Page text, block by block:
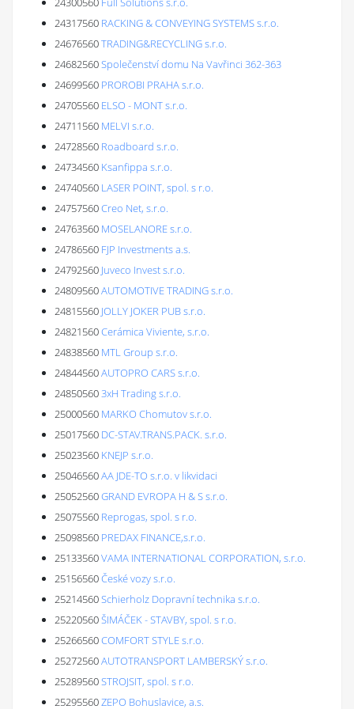
24317560 RACKING & CONVEYING SYSTEMS s.r.o.
24676560TRADING&RECYCLING s.r.o.
24682560Společenství domu Na Vavřinci 362-363
24699560 PROROBI PRAHA s.r.o.
24705560 ELSO - MONT s.r.o.
24711560 MELVI s.r.o.
24728560 Roadboard s.r.o.
24734560 Ksanfippa s.r.o.
24740560 LASER POINT, spol. s r.o.
24757560Creo Net, s.r.o.
24763560 MOSELANORE s.r.o.
24786560 FJP Investments a.s.
24792560 Juveco Invest s.r.o.
24809560AUTOMOTIVE TRADING s.r.o.
24815560 JOLLY JOKER PUB s.r.o.
24821560Cerámica Viviente, s.r.o.
24838560 MTL Group s.r.o.
24844560AUTOPRO CARS s.r.o.
248505603xH Trading s.r.o.
25000560 MARKO Chomutov s.r.o.
25017560 DC-STAV.TRANS.PACK. s.r.o.
25023560 KNEJP s.r.o.
25046560AA JDE-TO s.r.o. v likvidaci
25052560GRAND EVROPA H & S s.r.o.
25075560 Reprogas, spol. s r.o.
25098560 PREDAX FINANCE,s.r.o.
25133560VAMA INTERNATIONAL CORPORATION, s.r.o.
25156560České vozy s.r.o.
25214560Schierholz Dopravní technika s.r.o.
25220560ŠIMÁČEK - STAVBY, spol. s r.o.
25266560COMFORT STYLE s.r.o.
25272560AUTOTRANSPORT LAMBERSKÝ s.r.o.
25289560STROJSIT, spol. s r.o.
25295560ZEPO Bohuslavice, a.s.